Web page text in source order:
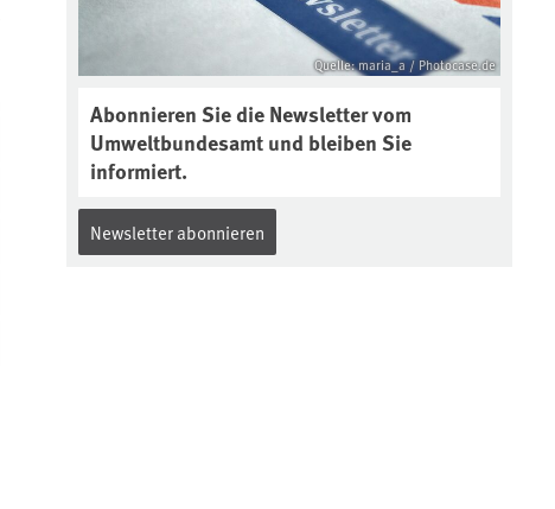
2-interview-die-kuer-der-krume/
Quelle: maria_a / Photocase.de
Abonnieren Sie die Newsletter vom
Umweltbundesamt und bleiben Sie
informiert.
Newsletter abonnieren